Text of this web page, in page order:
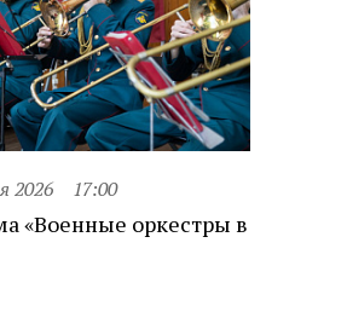
2026 17:00
«Военные оркестры в